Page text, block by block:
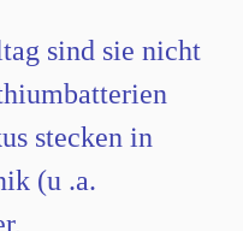
sind sie nicht
stecken in
(u .a.